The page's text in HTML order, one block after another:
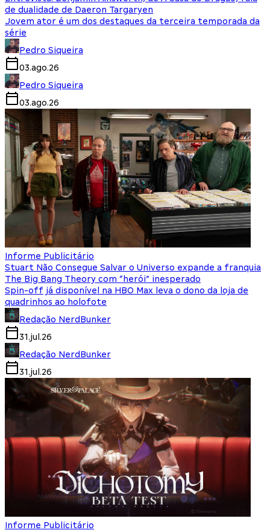
de dualidade de Daeron Targaryen
Jovem ator é um dos destaques da terceira temporada da
série
Pedro Siqueira
03.ago.26
Pedro Siqueira
03.ago.26
Informe Publicitário
Stuart Não Consegue Salvar o Universo expande a franquia
The Big Bang Theory com “herói” inesperado
Spin-off já disponível na HBO Max leva o dono da loja de
quadrinhos ao holofote
Redação NerdBunker
31.jul.26
Redação NerdBunker
31.jul.26
Informe Publicitário